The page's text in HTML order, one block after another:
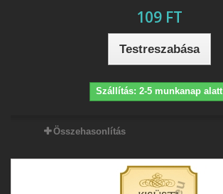
109 FT
Testreszabása
Szállítás: 2-5 munkanap alatt
Összehasonlítás